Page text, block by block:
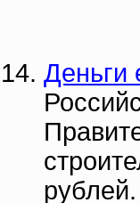
Деньги